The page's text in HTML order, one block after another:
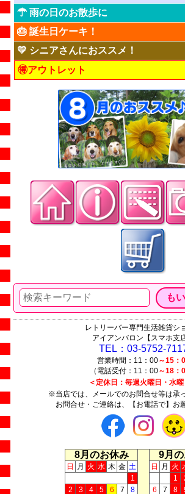
☂ 雨の日のお散歩に
🎂 誕生日ケーキ！
💛 シニアさんにおススメ！
🉐アウトレット
レトリーバー専門生活雑貨シ
アイアンバロン【スマホ支店
TEL：03-5752-
営業時間：11：00～15：
（電話受付：11：00～18：
＜定休日：毎週火曜日・水曜
※当店では、メールでのお問合せ等は承
お問合せ・ご連絡は、【お電話で】お
8月のお休み 9月
日 月 火 水 木 金 土 日 月 火
1
1
2
3 4 5 6 7 8 6 7 8